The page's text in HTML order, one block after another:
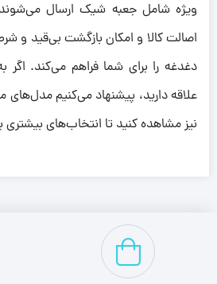
ویژه شامل جعبه شیک ارسال
اصالت کالا و امکان بازگشت بی‌قید و
دغدغه را برای شما فراهم می‌کند. اگر
علاقه دارید، پیشنهاد می‌کنیم مدل‌های
نیز مشاهده کنید تا انتخاب‌های